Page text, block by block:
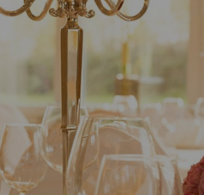
Über WhatsApp können Sie
ganz einfach eine Spa-
+49 (0) 172
7880152
Mehr Informationen
Bei hoher Auslastung unseres Spa kann